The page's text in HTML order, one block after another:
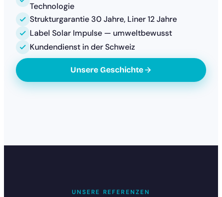
Technologie
Strukturgarantie 30 Jahre, Liner 12 Jahre
Label Solar Impulse — umweltbewusst
Kundendienst in der Schweiz
Unsere Geschichte
UNSERE REFERENZEN